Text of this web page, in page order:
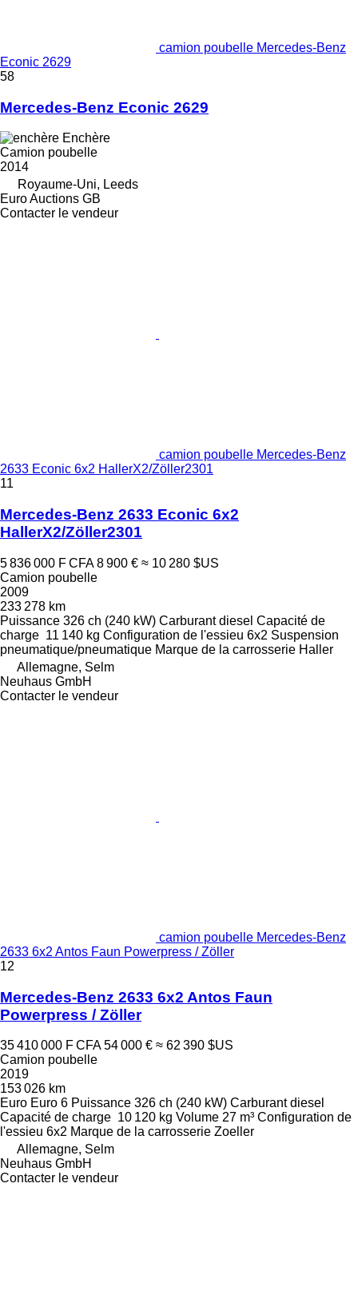
camion poubelle Mercedes-Benz
Econic 2629
58
Mercedes-Benz Econic 2629
Enchère
Camion poubelle
2014
Royaume-Uni, Leeds
Euro Auctions GB
Contacter le vendeur
camion poubelle Mercedes-Benz
2633 Econic 6x2 HallerX2/Zöller2301
11
Mercedes-Benz 2633 Econic 6x2
HallerX2/Zöller2301
5 836 000 F CFA 8 900 € ≈ 10 280 $US
Camion poubelle
2009
233 278 km
Puissance 326 ch (240 kW) Carburant diesel Capacité de
charge 11 140 kg Configuration de l'essieu 6x2 Suspension
pneumatique/pneumatique Marque de la carrosserie Haller
Allemagne, Selm
Neuhaus GmbH
Contacter le vendeur
camion poubelle Mercedes-Benz
2633 6x2 Antos Faun Powerpress / Zöller
12
Mercedes-Benz 2633 6x2 Antos Faun
Powerpress / Zöller
35 410 000 F CFA 54 000 € ≈ 62 390 $US
Camion poubelle
2019
153 026 km
Euro Euro 6 Puissance 326 ch (240 kW) Carburant diesel
Capacité de charge 10 120 kg Volume 27 m³ Configuration de
l'essieu 6x2 Marque de la carrosserie Zoeller
Allemagne, Selm
Neuhaus GmbH
Contacter le vendeur